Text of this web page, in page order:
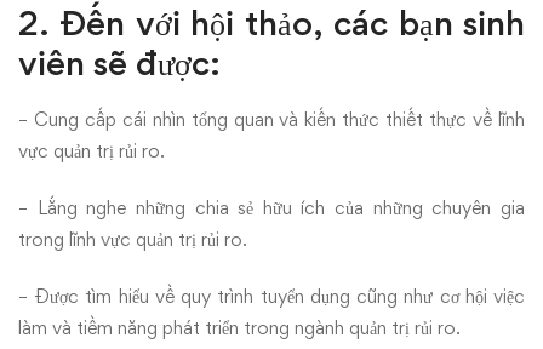
2. Đến với hội thảo, các bạn sinh
viên sẽ được:
– Cung cấp cái nhìn tổng quan và kiến thức thiết thực về lĩnh
vực quản trị rủi ro.
– Lắng nghe những chia sẻ hữu ích của những chuyên gia
trong lĩnh vực quản trị rủi ro.
– Được tìm hiểu về quy trình tuyển dụng cũng như cơ hội việc
làm và tiềm năng phát triển trong ngành quản trị rủi ro.